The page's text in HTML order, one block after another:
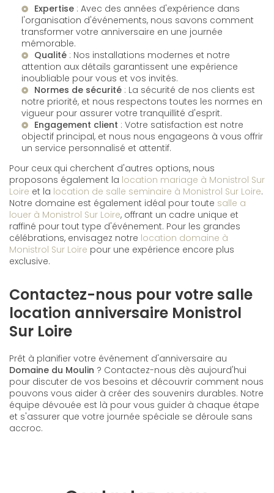
Expertise : Avec des années d'expérience dans
l'organisation d'événements, nous savons comment
transformer votre anniversaire en une journée
mémorable.
Qualité : Nos installations modernes et notre
attention aux détails garantissent une expérience
inoubliable pour vous et vos invités.
Normes de sécurité : La sécurité de nos clients est
notre priorité, et nous respectons toutes les normes en
vigueur pour assurer votre tranquillité d'esprit.
Engagement client : Votre satisfaction est notre
objectif principal, et nous nous engageons à vous offrir
un service personnalisé et attentif.
Pour ceux qui cherchent d'autres options, nous
proposons également la location mariage à Monistrol Sur
Loire et la location de salle seminaire à Monistrol Sur Loire.
Notre domaine est également idéal pour toute salle a
louer à Monistrol Sur Loire, offrant un cadre unique et
raffiné pour tout type d'événement. Pour les grandes
célébrations, envisagez notre location domaine à
Monistrol Sur Loire pour une expérience encore plus
exclusive.
Contactez-nous pour votre salle
location anniversaire Monistrol
Sur Loire
Prêt à planifier votre événement d'anniversaire au
Domaine du Moulin ? Contactez-nous dès aujourd'hui
pour discuter de vos besoins et découvrir comment nous
pouvons vous aider à créer des souvenirs durables. Notre
équipe dévouée est là pour vous guider à chaque étape
et s'assurer que votre journée spéciale se déroule sans
accroc.